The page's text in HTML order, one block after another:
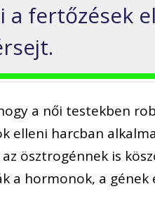
a fertőzések
a női testekben
elleni harcban
ösztrogénnek is
a hormonok, a gének